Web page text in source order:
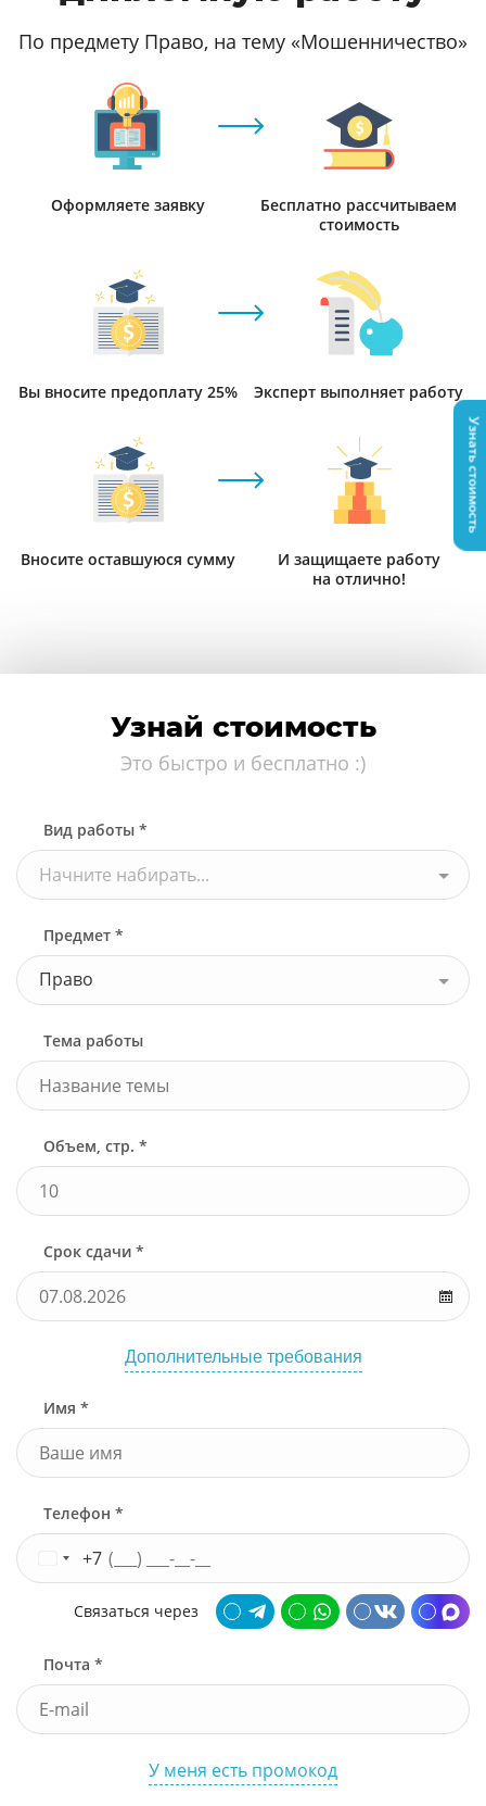
По предмету Право, на тему «Мошенничество»
Оформляете заявку
Бесплатно рассчитываем
стоимость
Вы вносите предоплату 25% Эксперт выполняет работу
Вносите оставшуюся сумму
И защищаете работу
на отлично!
Узнай стоимость
Это быстро и бесплатно :)
Вид работы *
Начните набирать...
Предмет *
Право
Тема работы
Объем, стр. *
Срок сдачи *
Дополнительные требования
Имя *
Телефон *
+7
Связаться через
Почта *
У меня есть промокод
Узнать стоимость